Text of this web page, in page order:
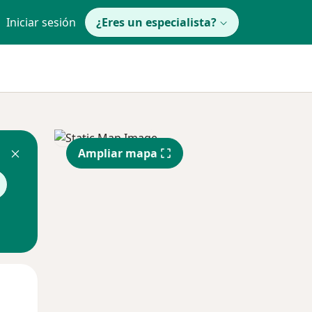
Iniciar sesión ¿Eres un especialista?
Ampliar mapa